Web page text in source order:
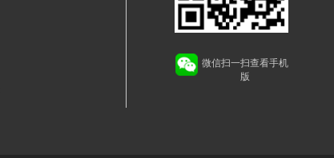
微信扫一扫查看手机
版